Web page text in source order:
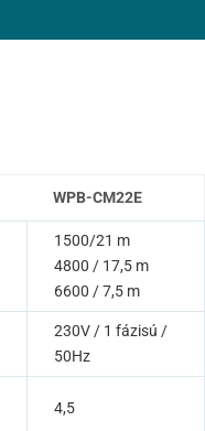
WPB-CM22E
1500/21 m
4800 / 17,5 m
6600 / 7,5 m
230V / 1 fázisú /
50Hz
4,5